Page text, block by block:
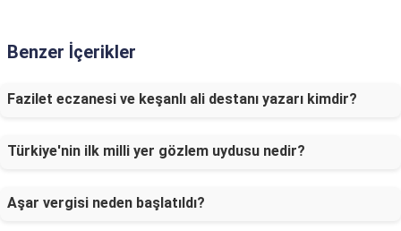
Benzer İçerikler
Fazilet eczanesi ve keşanlı ali destanı yazarı kimdir?
Türkiye'nin ilk milli yer gözlem uydusu nedir?
Aşar vergisi neden başlatıldı?